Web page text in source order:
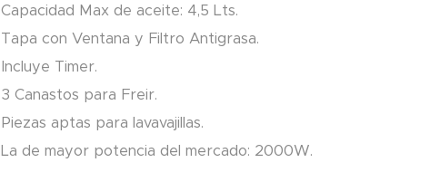
Capacidad Max de aceite: 4,5 Lts.
Tapa con Ventana y Filtro Antigrasa.
Incluye Timer.
3 Canastos para Freir.
Piezas aptas para lavavajillas.
La de mayor potencia del mercado: 2000W.